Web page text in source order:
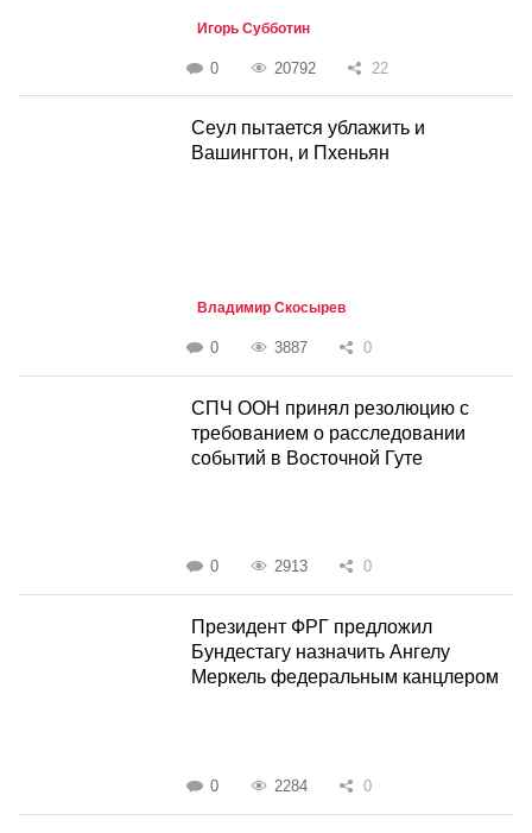
Игорь Субботин
0 20792 22
Cеул пытается ублажить и
Вашингтон, и Пхеньян
Владимир Скосырев
0 3887 0
СПЧ ООН принял резолюцию с
требованием о расследовании
событий в Восточной Гуте
0 2913 0
Президент ФРГ предложил
Бундестагу назначить Ангелу
Меркель федеральным канцлером
0 2284 0